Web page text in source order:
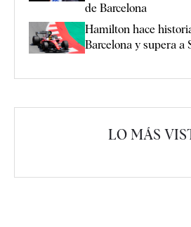
de Barcelona
Hamilton hace
Barcelona y supera a
LO MÁS